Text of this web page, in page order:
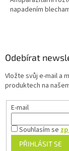
napadením
Odebírat
Vložte svůj e-mail a
produktech na
E-mail
Souhlasím se
PŘIHLÁSIT SE